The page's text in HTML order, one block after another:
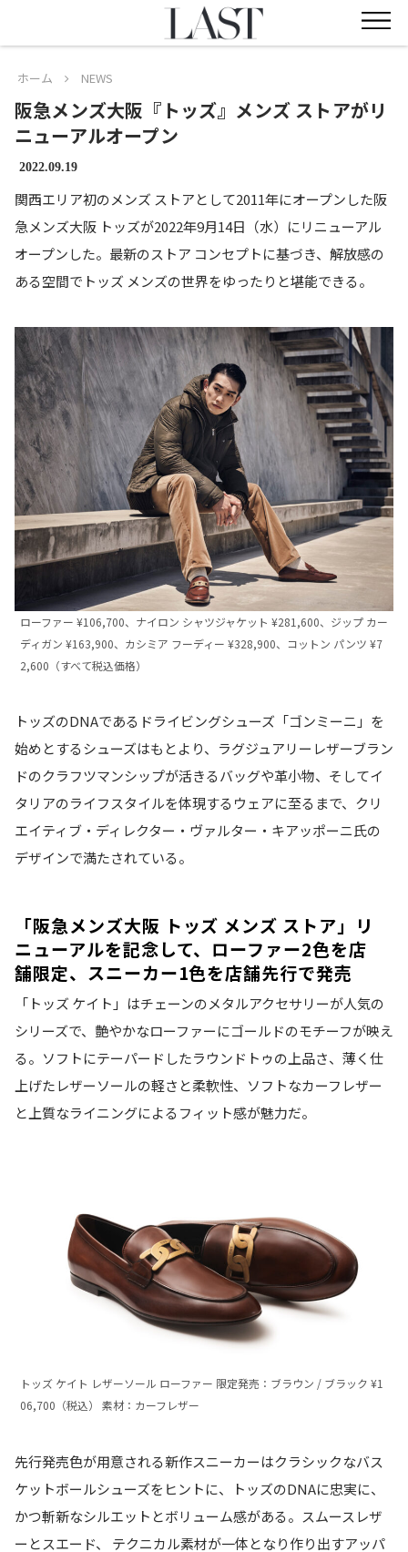
ホーム NEWS
阪急メンズ大阪『トッズ』メンズ ストアがリ
ニューアルオープン
2022.09.19
関西エリア初のメンズ ストアとして2011年にオープンした阪
急メンズ大阪 トッズが2022年9月14日（水）にリニューアル
オープンした。最新のストア コンセプトに基づき、解放感の
ある空間でトッズ メンズの世界をゆったりと堪能できる。
ローファー ¥106,700、ナイロン シャツジャケット ¥281,600、ジップ カー
ディガン ¥163,900、カシミア フーディー ¥328,900、コットン パンツ ¥7
2,600（すべて税込価格）
トッズのDNAであるドライビングシューズ「ゴンミーニ」を
始めとするシューズはもとより、ラグジュアリーレザーブラン
ドのクラフツマンシップが活きるバッグや革小物、そしてイ
タリアのライフスタイルを体現するウェアに至るまで、クリ
エイティブ・ディレクター・ヴァルター・キアッポーニ氏の
デザインで満たされている。
「阪急メンズ大阪 トッズ メンズ ストア」リ
ニューアルを記念して、ローファー2色を店
舗限定、スニーカー1色を店舗先行で発売
「トッズ ケイト」はチェーンのメタルアクセサリーが人気の
シリーズで、艶やかなローファーにゴールドのモチーフが映え
る。ソフトにテーパードしたラウンドトゥの上品さ、薄く仕
上げたレザーソールの軽さと柔軟性、ソフトなカーフレザー
と上質なライニングによるフィット感が魅力だ。
トッズ ケイト レザーソール ローファー 限定発売：ブラウン / ブラック ¥1
06,700（税込） 素材：カーフレザー
先行発売色が用意される新作スニーカーはクラシックなバス
ケットボールシューズをヒントに、トッズのDNAに忠実に、
かつ斬新なシルエットとボリューム感がある。スムースレザ
ーとスエード、 テクニカル素材が一体となり作り出すアッパ